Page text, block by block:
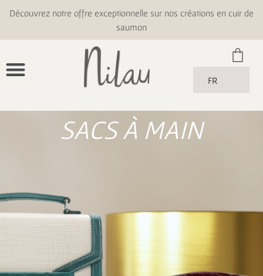
Découvrez notre offre exceptionnelle sur nos créations en cuir de
saumon
FR
SACS À MAIN